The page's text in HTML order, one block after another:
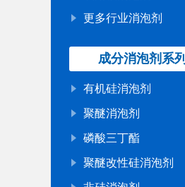
更多行业消泡剂
成分消泡剂系列
有机硅消泡剂
聚醚消泡剂
磷酸三丁酯
聚醚改性硅消泡剂